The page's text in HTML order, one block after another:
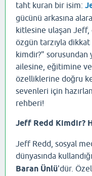
taht kuran bir isim:
gücünü arkasına
kitlesine ulaşan Jeff,
özgün tarzıyla dikkat
kimdir?" sorusundan
ailesine, eğitimine
özelliklerine doğru
sevenleri için
rehberi!
Jeff Redd Kimdir?
Jeff Redd, sosyal
dünyasında
Baran Ünlü'dür.